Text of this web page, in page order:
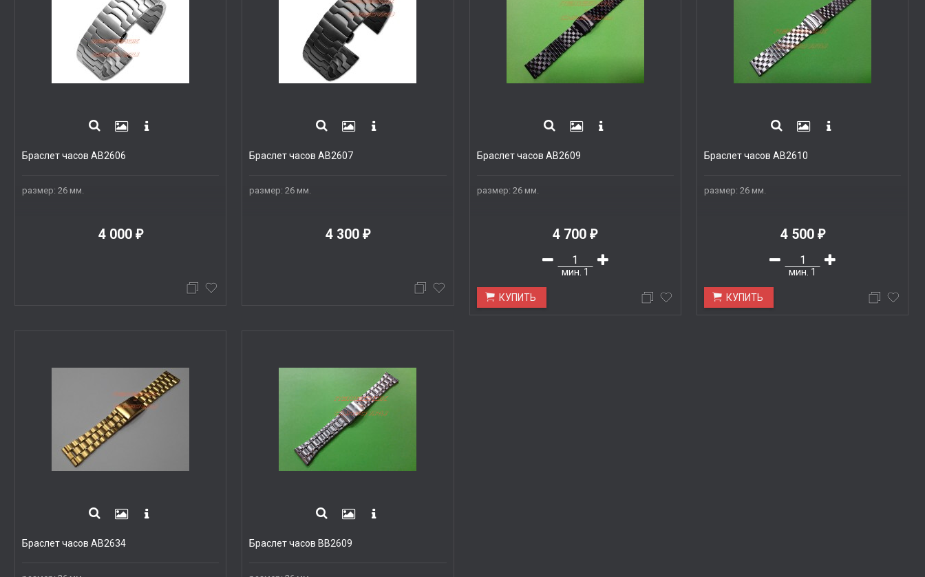
Браслет часов AB2606
размер: 26 мм.
4 000 ₽
Браслет часов AB2607
размер: 26 мм.
4 300 ₽
Браслет часов AB2609
размер: 26 мм.
4 700₽
мин. 1
КУПИТЬ
Браслет часов AB2610
размер: 26 мм.
4 500 ₽
мин. 1
КУПИТЬ
Браслет часов AB2634 Браслет часов BB2609